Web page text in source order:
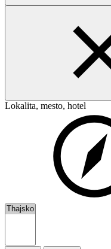
Lokalita, mesto, hotel